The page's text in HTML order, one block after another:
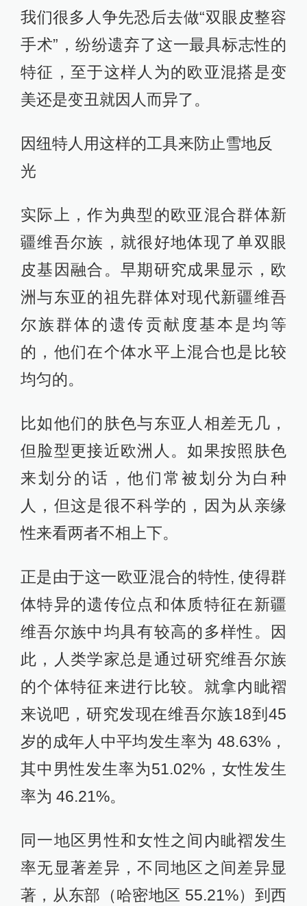
我们很多人争先恐后去做“双眼皮整容
手术”，纷纷遗弃了这一最具标志性的
特征，至于这样人为的欧亚混搭是变
美还是变丑就因人而异了。
因纽特人用这样的工具来防止雪地反
光
实际上，作为典型的欧亚混合群体新
疆维吾尔族，就很好地体现了单双眼
皮基因融合。早期研究成果显示，欧
洲与东亚的祖先群体对现代新疆维吾
尔族群体的遗传贡献度基本是均等
的，他们在个体水平上混合也是比较
均匀的。
比如他们的肤色与东亚人相差无几，
但脸型更接近欧洲人。如果按照肤色
来划分的话，他们常被划分为白种
人，但这是很不科学的，因为从亲缘
性来看两者不相上下。
正是由于这一欧亚混合的特性, 使得群
体特异的遗传位点和体质特征在新疆
维吾尔族中均具有较高的多样性。因
此，人类学家总是通过研究维吾尔族
的个体特征来进行比较。就拿内眦褶
来说吧，研究发现在维吾尔族18到45
岁的成年人中平均发生率为 48.63%，
其中男性发生率为51.02%，女性发生
率为 46.21%。
同一地区男性和女性之间内眦褶发生
率无显著差异，不同地区之间差异显
著，从东部（哈密地区 55.21%）到西